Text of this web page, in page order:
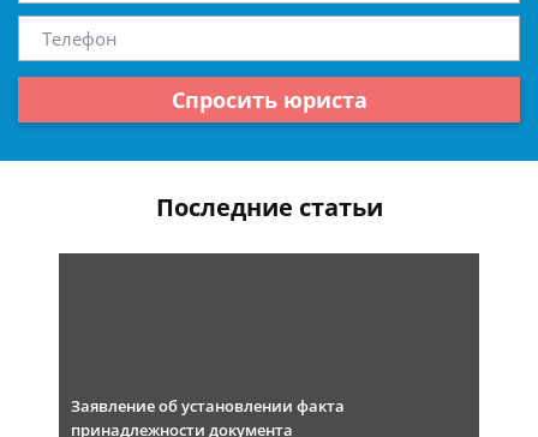
Спросить юриста
Последние статьи
Заявление об установлении факта
принадлежности документа